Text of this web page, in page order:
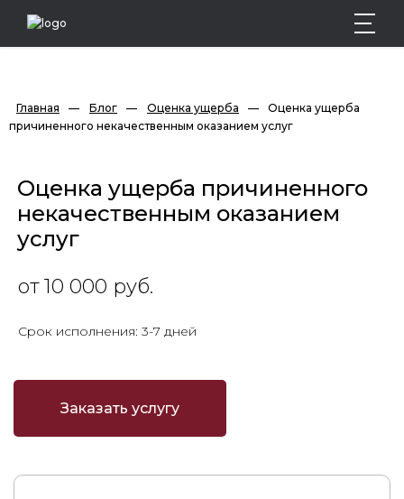
Главная — Блог — Оценка ущерба —
Оценка ущерба
причиненного некачественным оказанием услуг
Оценка ущерба причиненного
некачественным оказанием
услуг
от 10 000 руб.
Срок исполнения: 3-7 дней
Заказать услугу